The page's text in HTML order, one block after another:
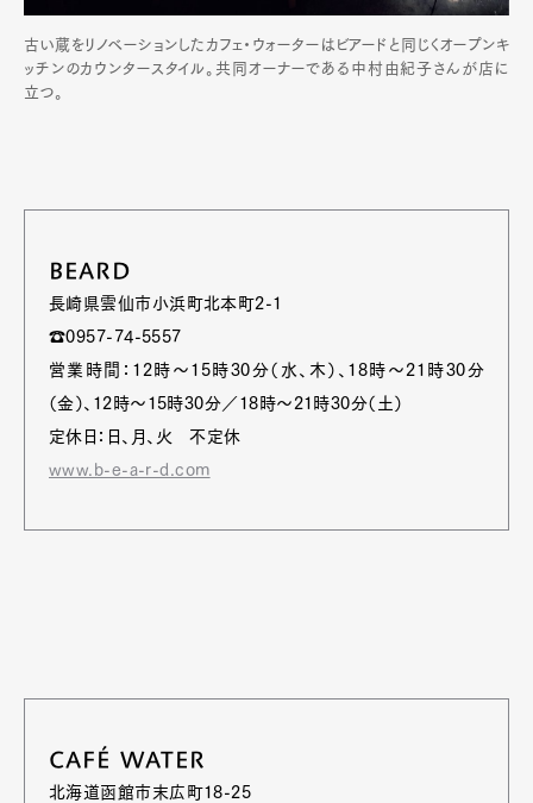
古い蔵をリノベーションしたカフェ・ウォーターはビアードと同じくオープンキ
ッチンのカウンタースタイル。共同オーナーである中村由紀子さんが店に
立つ。
BEARD
長崎県雲仙市小浜町北本町2-1
☎0957-74-5557
営業時間：12時～15時30分（水、木）、18時～21時30分
（金）、12時～15時30分／18時～21時30分（土）
定休日：日、月、火 不定休
www.b-e-a-r-d.com
CAFÉ WATER
北海道函館市末広町18-25